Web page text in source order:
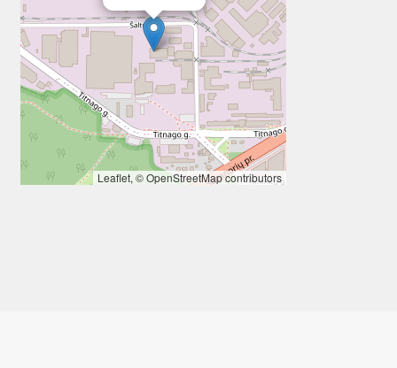
Leaflet, ©OpenStreetMapcontributors